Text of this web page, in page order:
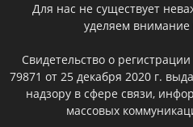
Для нас не существует
уделяем внимание
Свидетельство о
79871 от 25 декабря 2020 г.
надзору в сфере связи,
массовых